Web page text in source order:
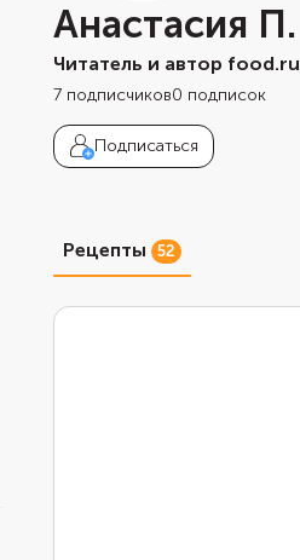
Анастасия П.
Читатель и автор food.ru
7 подписчиков0 подписок
Подписаться
Рецепты 52